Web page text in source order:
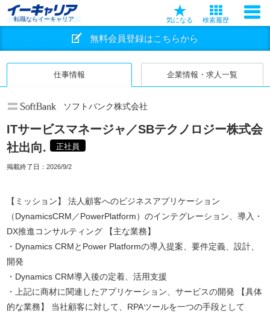
転職ならイーキャリア 気になる 検索履歴
無料会員登録はこちらから
仕事情報 企業情報・求人一覧
ソフトバンク株式会社
ITサービスマネージャ／SBテクノロジー株式会
社出向.
正社員
掲載終了日： 2026/9/2
【ミッション】 法人顧客へのビジネスアプリケーション
（DynamicsCRM／PowerPlatform）のインテグレーション、導入・
DX推進コンサルティング 【主な業務】
・Dynamics CRMとPower Platformの導入提案、要件定義、設計、
開発
・Dynamics CRM導入後の定着、活用支援
・上記に商材に関連したアプリケーション、サービスの開発 【具体
的な業務】 当社顧客に対して、RPAツールを一つの手段として